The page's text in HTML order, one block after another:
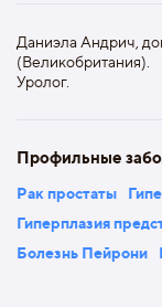
Даниэла Андрич,
(Великобритания).
Уролог.
Профильные
Рак простаты
Гиперплазия
Болезнь Пейрони